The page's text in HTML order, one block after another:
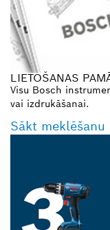
LIETOŠANAS
Visu Bosch
vai izdrukāšanai.
Sākt meklēšanu